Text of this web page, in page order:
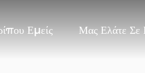
Εμείς Μας Ελάτε